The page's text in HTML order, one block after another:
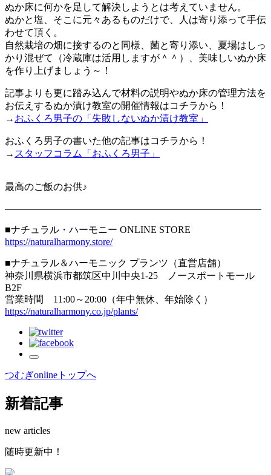
ぬか床に何かを足して解決しようとは考えていません。
ぬかと塩、そこに元々あるものだけで、人は寄り添って手伝
わせて頂く。
自然栽培の畑に接するのと同様、菌と寄り添い、夏場はしっ
かり混ぜて（冷蔵庫は活用しますが＾＾）、美味しいぬか床
を作り上げましょう～！
記事よりも更に踏み込んで材料の説明やぬか床の管理方法を
お伝えするぬか漬け教室の開催情報はコチラから！
→ おふくろ男子の「失敗しないぬか漬け教室」
おふくろ男子の書いた他の記事はコチラから！
→ スタッフコラム「おふくろ男子」
最高のご飯のお供♪
——————————————————————————–
■ナチュラル・ハーモニー ONLINE STORE
https://naturalharmony.store/
■ナチュラル＆ハーモニック プランツ（直営店舗）
神奈川県横浜市都筑区中川中央1-25 ノースポートモール
B2F
営業時間 11:00～20:00（年中無休、年始除く）
https://naturalharmony.co.jp/plants/
つむぎonlineトップへ
新着記事
new articles
随時更新中！